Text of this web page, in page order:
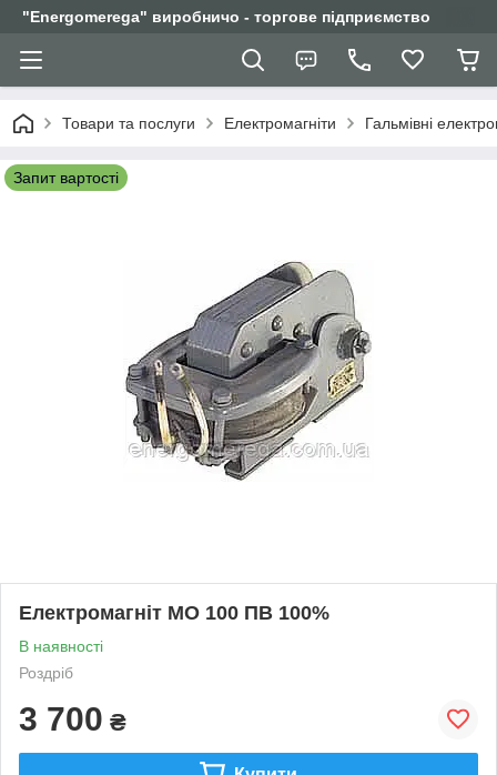
"Еnergomerega" виробничо - торгове підприємство
Товари та послуги Електромагніти Гальмівні
Запит вартості
Електромагніт МО 100 ПВ 100%
В наявності
Роздріб
3 700 ₴